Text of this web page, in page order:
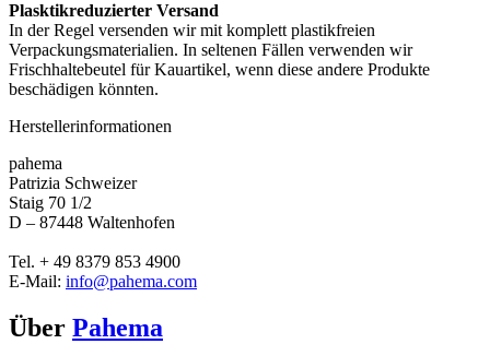
Plasktikreduzierter Versand
In der Regel versenden wir mit komplett plastikfreien
Verpackungsmaterialien. In seltenen Fällen verwenden wir
Frischhaltebeutel für Kauartikel, wenn diese andere Produkte
beschädigen könnten.
Herstellerinformationen
pahema
Patrizia Schweizer
Staig 70 1/2
D – 87448 Waltenhofen
Tel. + 49 8379 853 4900
E-Mail: info@pahema.com
Über Pahema